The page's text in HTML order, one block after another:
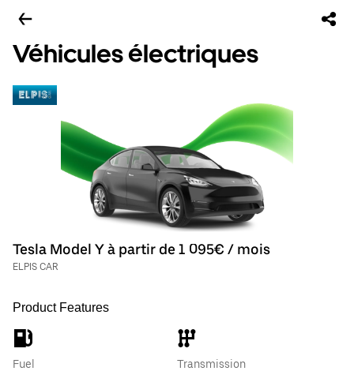
Véhicules électriques
Tesla Model Y à partir de 1 095€ / mois
ELPIS CAR
Product Features
Fuel
Transmission